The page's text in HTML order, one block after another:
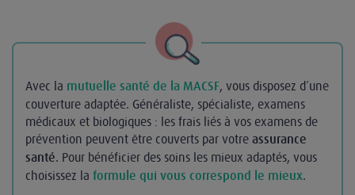
Avec la mutuelle santé de la MACSF, vous disposez d’une
couverture adaptée. Généraliste, spécialiste, examens
médicaux et biologiques : les frais liés à vos examens de
prévention peuvent être couverts par votre assurance
santé. Pour bénéficier des soins les mieux adaptés, vous
choisissez la formule qui vous correspond le mieux.